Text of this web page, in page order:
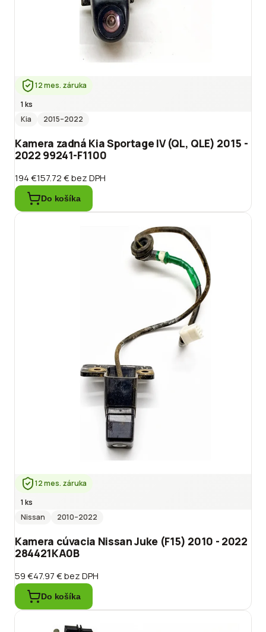
12 mes. záruka
1 ks
Kia
2015–2022
Kamera zadná Kia Sportage IV (QL, QLE) 2015 -
2022 99241-F1100
194 €157.72 €bez DPH
Do košíka
12 mes. záruka
1 ks
Nissan
2010–2022
Kamera cúvacia Nissan Juke (F15) 2010 - 2022
284421KA0B
59 €47.97 €bez DPH
Do košíka